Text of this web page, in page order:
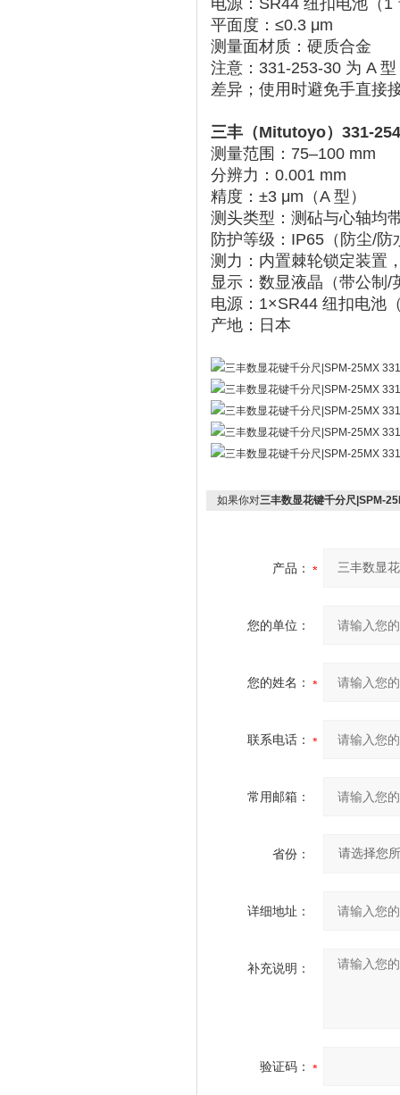
电源 ：SR44 纽扣电池（
平面度 ‌：≤0.3 μm
测量面材质 ‌：硬质合金 ‌‌
注意：331-253-30 为 A
差异；使用时避免手直接
三丰（Mitutoyo）331-
测量范围 ‌：75–100 mm
分辨力 ‌：0.001 mm
精度 ‌：±3 μm（A 型）
测头类型 ：测砧与心轴均
防护等级 ：IP65（防尘/防
测力 ：内置棘轮锁定装置
显示 ：数显液晶（带公制
电源 ：1×SR44 纽扣电池
产地 ‌：日本 ‌‌
如果你对三丰数显花键千分尺|SPM-
产品：
您的单位：
您的姓名：
联系电话：
常用邮箱：
省份：
详细地址：
补充说明：
验证码：